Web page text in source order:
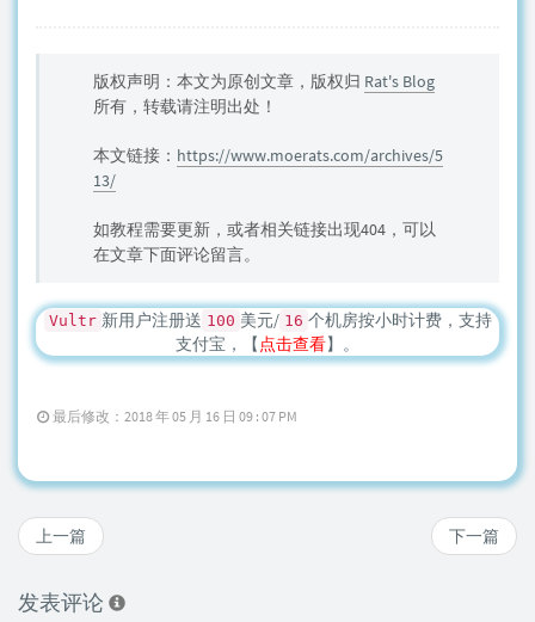
版权声明：本文为原创文章，版权归 Rat's Blog
所有，转载请注明出处！
本文链接： https://www.moerats.com/archives/5
13/
如教程需要更新，或者相关链接出现404，可以
在文章下面评论留言。
Vultr 新用户注册送 100 美元/ 16 个机房按小时计费，支持
支付宝，【点击查看】。
最后修改：2018 年 05 月 16 日 09 : 07 PM
下一篇
上一篇
发表评论